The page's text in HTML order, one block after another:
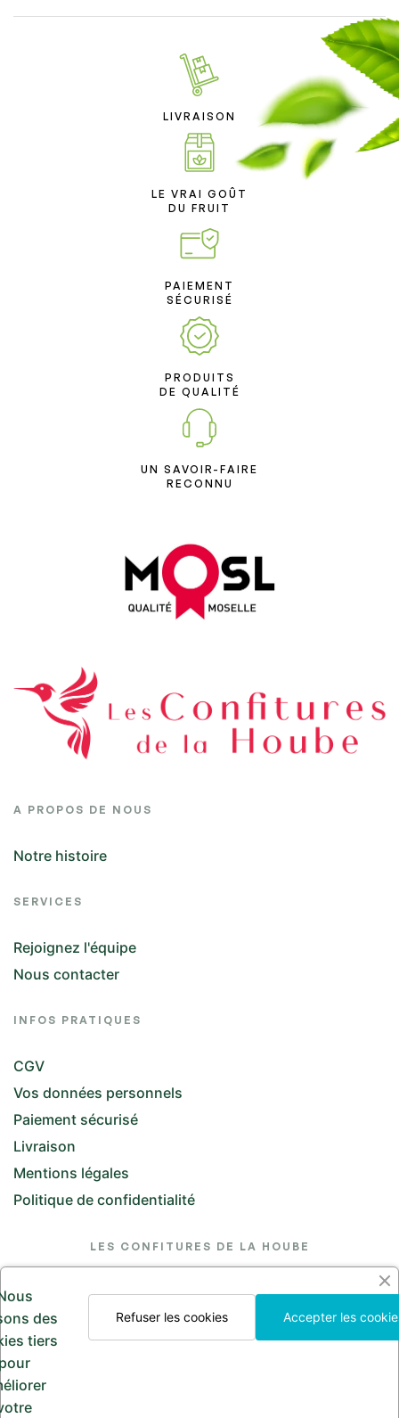
LIVRAISON
LE VRAI GOÛT
DU FRUIT
PAIEMENT
SÉCURISÉ
PRODUITS
DE QUALITÉ
UN SAVOIR-FAIRE
RECONNU
A PROPOS DE NOUS
Notre histoire
SERVICES
Rejoignez l'équipe
Nous contacter
INFOS PRATIQUES
CGV
Vos données personnels
Paiement sécurisé
Livraison
Mentions légales
Politique de confidentialité
LES CONFITURES DE LA HOUBE
26 Rue de l'Église, 57370 Saint-Jean-Kourtzerode
lesconfituresdelahoube@hotmail.com
Appelez-nous
03 87 24 30 97
des
tiers
Accepter les
Refuser les cookies